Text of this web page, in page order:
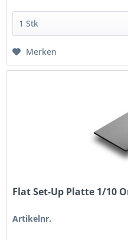
Merken
Flat Set-Up Platte 1/10
Artikelnr.